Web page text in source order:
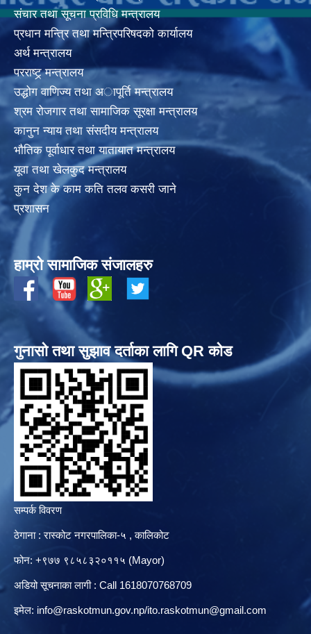
संचार तथा सूचना प्रविधि मन्त्रालय
प्रधान मन्त्रि तथा मन्त्रिपरिषदको कार्यालय
अर्थ मन्त्रालय
परराष्ट्र् मन्त्रालय
उद्धोग वाणिज्य तथा अापूर्ति मन्त्रालय
श्रम रोजगार तथा सामाजिक सूरक्षा मन्त्रालय
कानुन न्याय तथा संसदीय मन्त्रालय
भाैतिक पूर्वाधार तथा यातायात मन्त्रालय
यूवा तथा खेलकुद मन्त्रालय
कुन देश के काम कति तलव कसरी जाने
प्रशासन
हाम्रो सामाजिक संजालहरु
गुनासो तथा सुझाव दर्ताका लागि QR कोड
सम्पर्क विवरण
ठेगाना : रास्कोट नगरपालिका-५ , कालिकोट
फोन: +९७७ ९८५८३२०११५ (Mayor)
अडियो सूचनाका लागी : Call 1618070768709
इमेल: info@raskotmun.gov.np/ito.raskotmun@gmail.com